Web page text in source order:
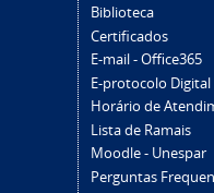
Biblioteca
Certificados
E-mail - Office365
E-protocolo Digital
Horário de
Lista de Ramais
Moodle - Unespar
Perguntas